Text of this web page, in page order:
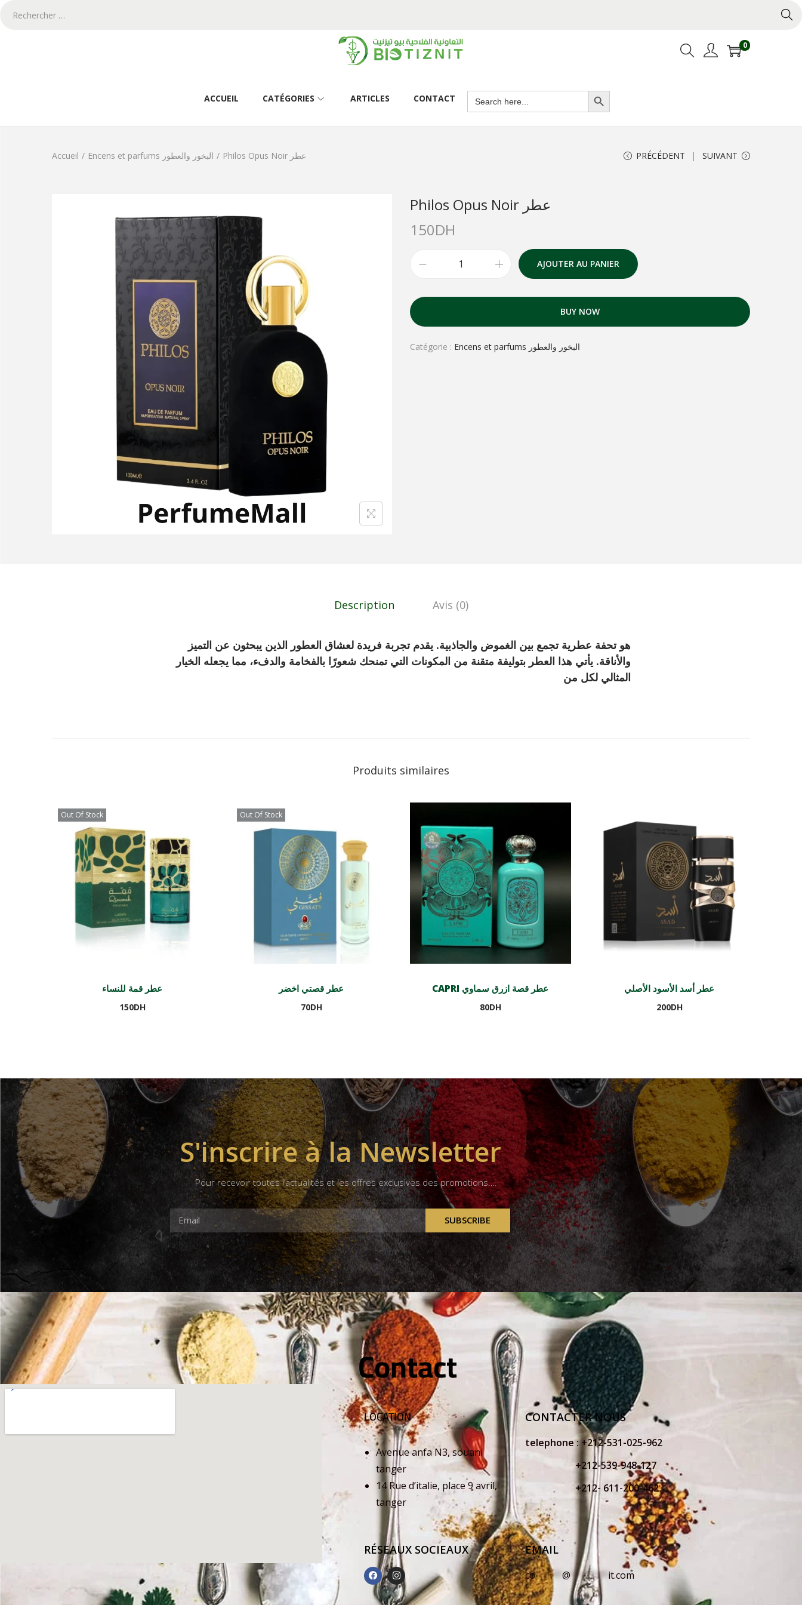
0
ACCUEIL CATÉGORIES ARTICLES CONTACT
Search Button
Accueil / Encens et parfums البخور والعطور / Philos Opus Noir عطر PRÉCÉDENT SUIVANT
Philos Opus Noir عطر
150DH
AJOUTER AU PANIER
BUY NOW
Catégorie : Encens et parfums البخور والعطور
Description Avis (0)
والأناقة. يأتي هذا العطر بتوليفة متقنة من المكونات التي تمنحك شعورًا بالفخامة والدفء، مما يجعله الخيار
المثالي لكل من
Produits similaires
Out Of Stock
عطر قمة للنساء
150DH
Out Of Stock
عطر قصتي اخضر
70DH
CAPRI عطر قصة ازرق سماوي
80DH
عطر أسد الأسود الأصلي
200DH
S'inscrire à la Newsletter
Pour recevoir toutes l’actualités et les offres exclusives des promotions….
SUBSCRIBE
Contact
LOCATION
Avenue anfa N3, souani
tanger
14 Rue d’italie, place 9 avril,
tanger
CONTACTER NOUS
telephone :+212-531-025-962
+212-539-948-127
+212- 611-200-462
RÉSEAUX SOCIEAUX EMAIL
co*****@ ******* it.com